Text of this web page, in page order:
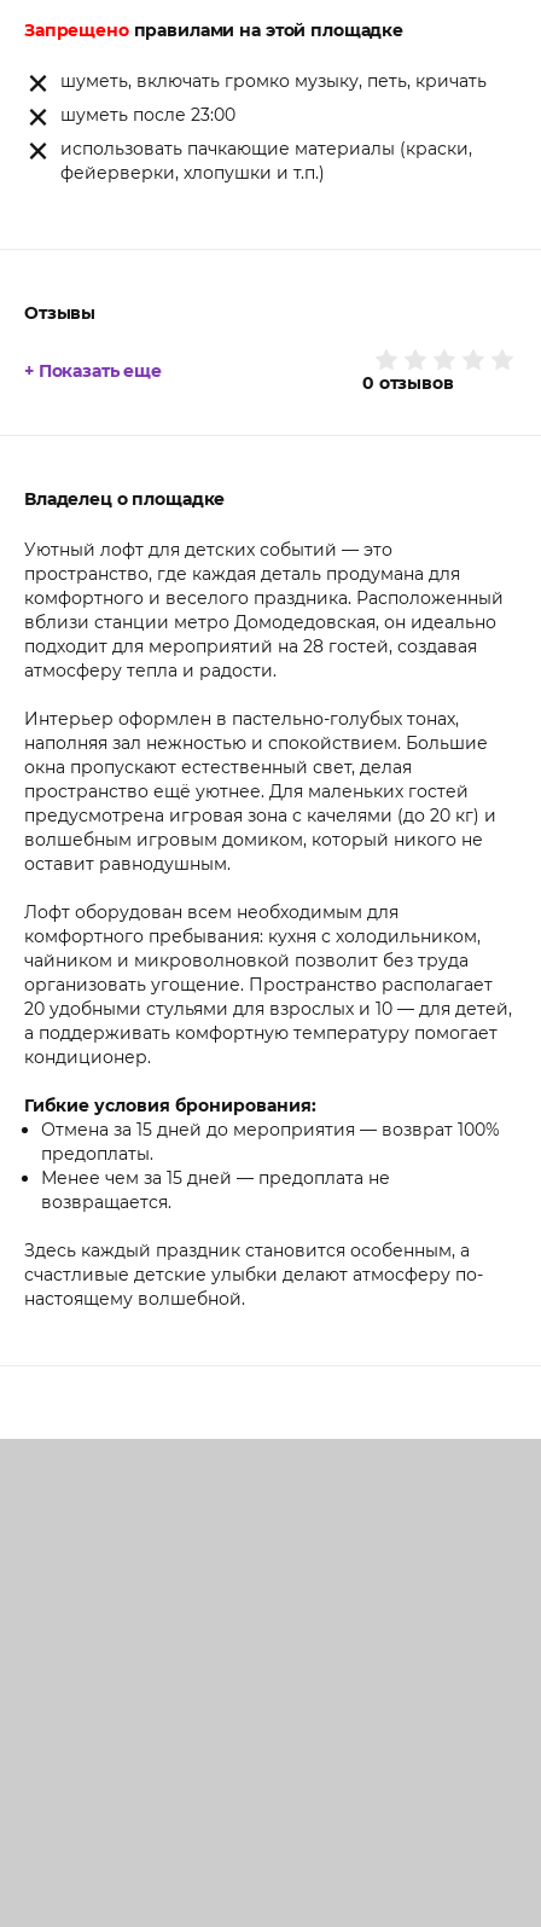
Запрещеноправилами на этой площадке
шуметь, включать громко музыку, петь, кричать
шуметь после 23:00
использовать пачкающие материалы (краски,
фейерверки, хлопушки и т.п.)
Отзывы
0 отзывов
+ Показать еще
Владелец о площадке
Уютный лофт для детских событий — это
пространство, где каждая деталь продумана для
комфортного и веселого праздника. Расположенный
вблизи станции метро Домодедовская, он идеально
подходит для мероприятий на 28 гостей, создавая
атмосферу тепла и радости.
Интерьер оформлен в пастельно-голубых тонах,
наполняя зал нежностью и спокойствием. Большие
окна пропускают естественный свет, делая
пространство ещё уютнее. Для маленьких гостей
предусмотрена игровая зона с качелями (до 20 кг) и
волшебным игровым домиком, который никого не
оставит равнодушным.
Лофт оборудован всем необходимым для
комфортного пребывания: кухня с холодильником,
чайником и микроволновкой позволит без труда
организовать угощение. Пространство располагает
20 удобными стульями для взрослых и 10 — для детей,
а поддерживать комфортную температуру помогает
кондиционер.
Гибкие условия бронирования:
Отмена за 15 дней до мероприятия — возврат 100%
предоплаты.
Менее чем за 15 дней — предоплата не
возвращается.
Здесь каждый праздник становится особенным, а
счастливые детские улыбки делают атмосферу по-
настоящему волшебной.